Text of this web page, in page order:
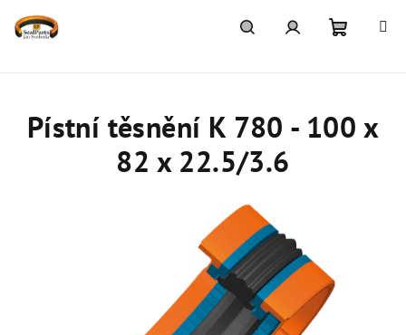
Pístní těsnění K 780 - 100 x
82 x 22.5/3.6